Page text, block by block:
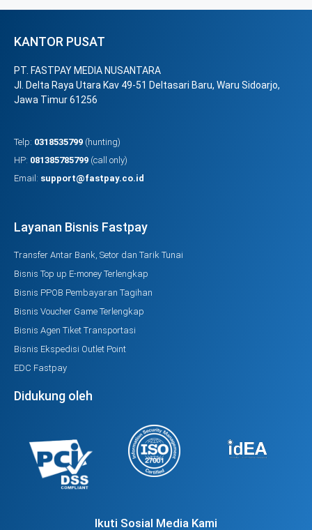
KANTOR PUSAT
PT. FASTPAY MEDIA NUSANTARA
Jl. Delta Raya Utara Kav 49-51 Deltasari Baru, Waru Sidoarjo,
Jawa Timur 61256
Telp: 0318535799 (hunting)
HP: 081385785799 (call only)
Email: support@fastpay.co.id
Layanan Bisnis Fastpay
Transfer Antar Bank, Setor dan Tarik Tunai
Bisnis Top up E-money Terlengkap
Bisnis PPOB Pembayaran Tagihan
Bisnis Voucher Game Terlengkap
Bisnis Agen Tiket Transportasi
Bisnis Ekspedisi Outlet Point
EDC Fastpay
Didukung oleh
Ikuti Sosial Media Kami